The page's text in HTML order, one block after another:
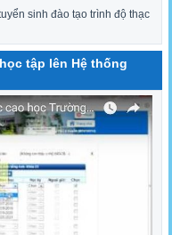
sinh đào tạo trình độ thạc
tập lên Hệ thống